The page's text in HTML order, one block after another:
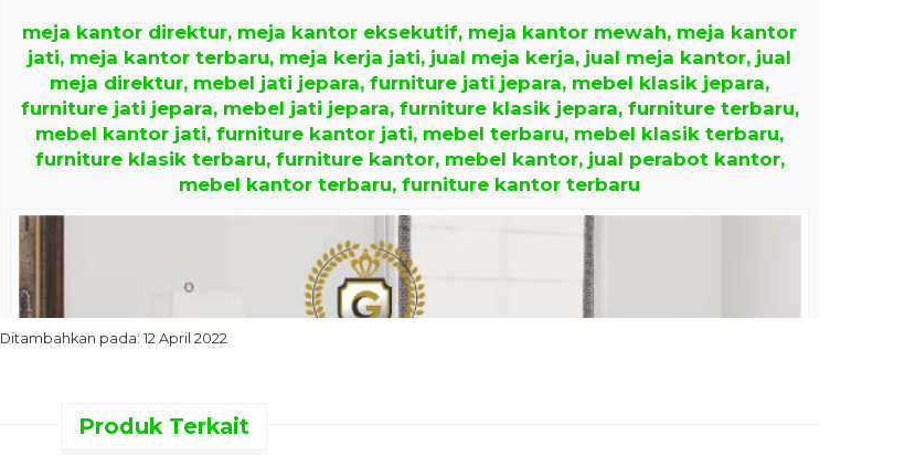
meja kantor direktur, meja kantor eksekutif, meja kantor mewah, meja kantor
jati, meja kantor terbaru, meja kerja jati, jual meja kerja, jual meja kantor, jual
meja direktur, mebel jati jepara, furniture jati jepara, mebel klasik jepara,
furniture jati jepara, mebel jati jepara, furniture klasik jepara, furniture terbaru,
mebel kantor jati, furniture kantor jati, mebel terbaru, mebel klasik terbaru,
furniture klasik terbaru, furniture kantor, mebel kantor, jual perabot kantor,
mebel kantor terbaru, furniture kantor terbaru
Ditambahkan pada: 12 April 2022
Produk Terkait